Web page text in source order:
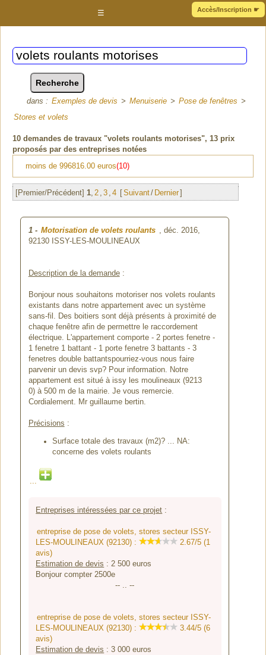
Accès/Inscription ☛
☰
dans : Exemples de devis > Menuiserie > Pose de fenêtres >
Stores et volets
10 demandes de travaux "volets roulants motorises", 13 prix
proposés par des entreprises notées
moins de 996816.00 euros(10)
[Premier/Précédent] 1, 2 , 3 , 4 Suivant/ Dernier
1- Motorisation de volets roulants , déc. 2016,
92130 ISSY-LES-MOULINEAUX
Description de la demande:
Bonjour nous souhaitons motoriser nos volets roulants
existants dans notre appartement avec un système
sans-fil. Des boitiers sont déjà présents à proximité de
chaque fenêtre afin de permettre le raccordement
électrique. L'appartement comporte - 2 portes fenetre -
1 fenetre 1 battant - 1 porte fenetre 3 battants - 3
fenetres double battantspourriez-vous nous faire
parvenir un devis svp? Pour information. Notre
appartement est situé à issy les moulineaux (9213
0) à 500 m de la mairie. Je vous remercie.
Cordialement. Mr guillaume bertin.
Précisions :
Surface totale des travaux (m2)? ... NA:
concerne des volets roulants
...
Entreprises intéressées par ce projet :
entreprise de pose de volets, stores secteur ISSY-
LES-MOULINEAUX (92130) :
2.67/5 (1
avis)
Estimation de devis : 2 500 euros
Bonjour compter 2500e
-- .. --
entreprise de pose de volets, stores secteur ISSY-
LES-MOULINEAUX (92130) :
3.44/5 (6
avis)
Estimation de devis :3 000 euros